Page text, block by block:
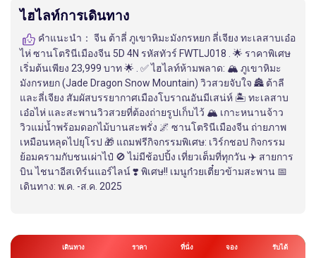
ไฮไลท์การเดินทาง
คำแนะนำ： จีน ต้าลี่ ภูเขาหิมะมังกรหยก ลี่เจียง ทะเลสาบเอ๋อ
ไห่ ซานโตรินีเมืองจีน 5D 4N รหัสทัวร์ FWTLJ018 . 🌟 ราคาพิเศษ
เริ่มต้นเพียง 23,999 บาท 🌟 . ✅ ไฮไลท์ห้ามพลาด: 🏔️ ภูเขาหิมะ
มังกรหยก (Jade Dragon Snow Mountain) วิวสวยจับใจ 🏯 ต้าลี
และลี่เจียง สัมผัสบรรยากาศเมืองโบราณอันมีเสน่ห์ 🏝️ ทะเลสาบ
เอ๋อไห่ และสะพานวิวสวยที่ต้องถ่ายรูปเก็บไว้ 🏔️ เกาะหนานจ้าว
วิวแม่น้ำพร้อมดอกไม้บานสะพรั่ง 🌌 ซานโตรินีเมืองจีน ถ่ายภาพ
เหมือนหลุดไปยุโรป 🎁 แถมฟรีกิจกรรมพิเศษ: เวิร์กชอป กิจกรรม
ย้อมครามกับชนเผ่าไป๋ 🚫 ไม่มีช้อปปิ้ง เที่ยวเต็มที่ทุกวัน ✈️ สายการ
บิน ไชนาอีสเทิร์นแอร์ไลน์ ❣️ พิเศษ!! เมนูก๋วยเตี๋ยวข้ามสะพาน 📅
เดินทาง: พ.ค. -ส.ค. 2025
เดินทาง ราคา ที่นั่ง จอง รับได้